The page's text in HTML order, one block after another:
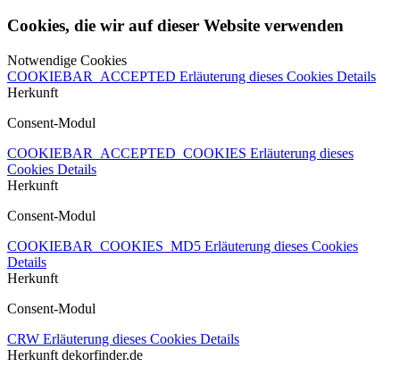
Cookies, die wir auf dieser Website verwenden
Notwendige Cookies
COOKIEBAR_ACCEPTED Erläuterung dieses Cookies Details
Herkunft
Consent-Modul
COOKIEBAR_ACCEPTED_COOKIES Erläuterung dieses
Cookies Details
Herkunft
Consent-Modul
COOKIEBAR_COOKIES_MD5 Erläuterung dieses Cookies
Details
Herkunft
Consent-Modul
CRW Erläuterung dieses Cookies Details
Herkunft dekorfinder.de